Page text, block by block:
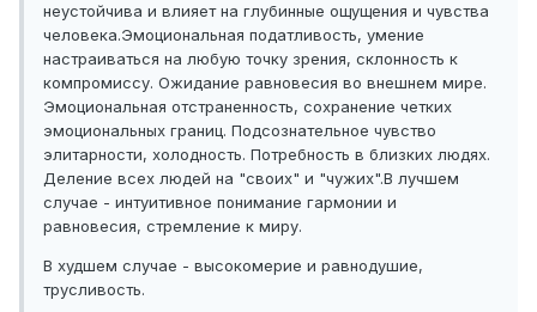
неустойчива и влияет на глубинные ощущения и чувства
человека.Эмоциональная податливость, умение
настраиваться на любую точку зрения, склонность к
компромиссу. Ожидание равновесия во внешнем мире.
Эмоциональная отстраненность, сохранение четких
эмоциональных границ. Подсознательное чувство
элитарности, холодность. Потребность в близких людях.
Деление всех людей на "своих" и "чужих".В лучшем
случае - интуитивное понимание гармонии и
равновесия, стремление к миру.
В худшем случае - высокомерие и равнодушие,
трусливость.